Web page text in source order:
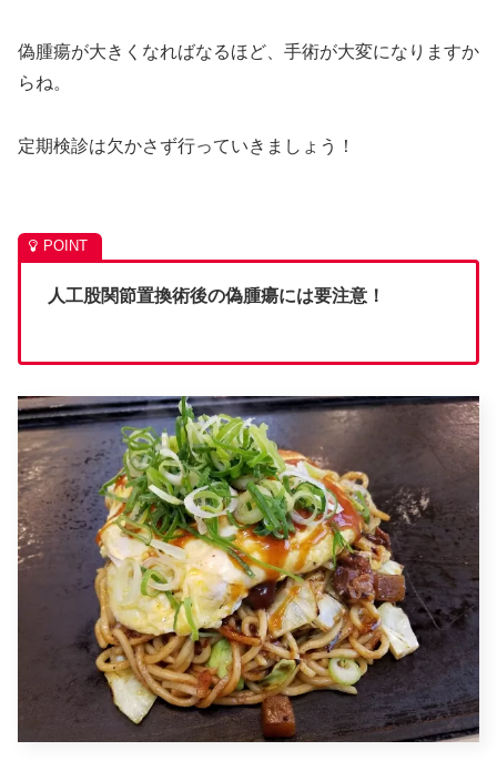
偽腫瘍が大きくなればなるほど、手術が大変になりますか
らね。
定期検診は欠かさず行っていきましょう！
人工股関節置換術後の偽腫瘍には要注意！